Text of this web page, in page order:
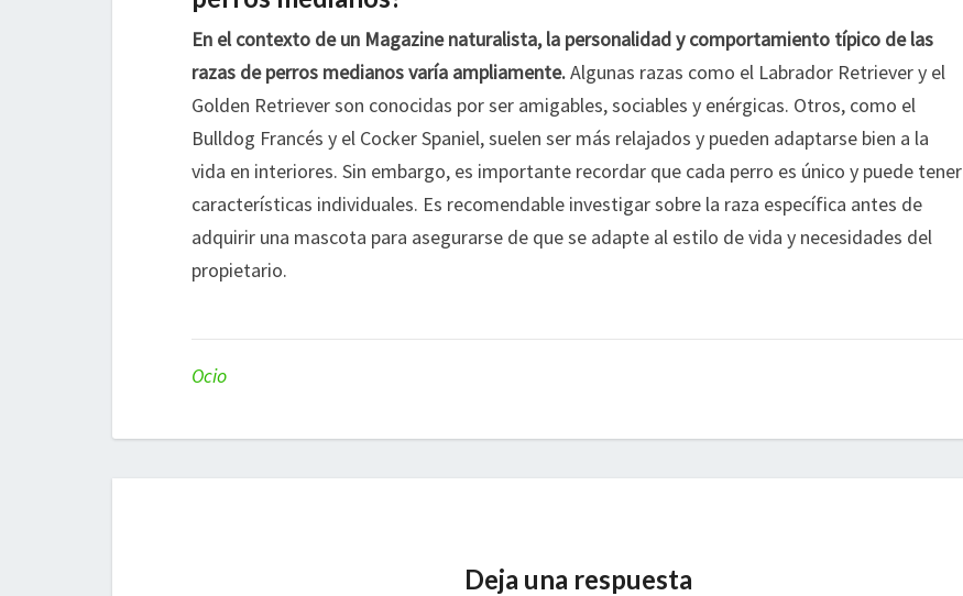
En el contexto de un Magazine naturalista, la personalidad y comportamiento típico de las
razas de perros medianos varía ampliamente.Algunas razas como el Labrador Retriever y el
Golden Retriever son conocidas por ser amigables, sociables y enérgicas. Otros, como el
Bulldog Francés y el Cocker Spaniel, suelen ser más relajados y pueden adaptarse bien a la
vida en interiores. Sin embargo, es importante recordar que cada perro es único y puede tener
características individuales. Es recomendable investigar sobre la raza específica antes de
adquirir una mascota para asegurarse de que se adapte al estilo de vida y necesidades del
propietario.
Ocio
Deja una respuesta